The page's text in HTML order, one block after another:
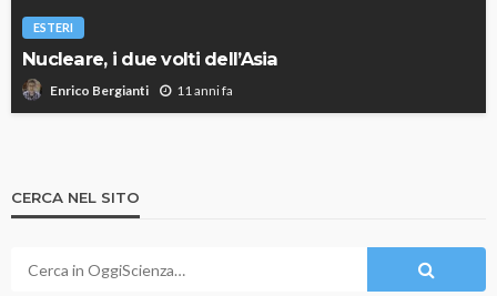
ESTERI
Nucleare, i due volti dell’Asia
Enrico Bergianti 11 anni fa
CERCA NEL SITO